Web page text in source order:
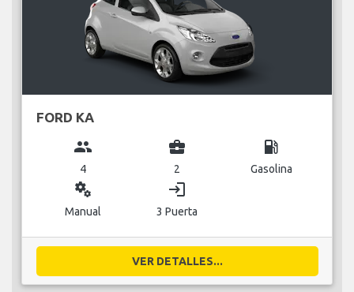
FORD KA
group
4
business_center
2
local_gas_station
Gasolina
miscellaneous_services
Manual
login
3 Puerta
VER DETALLES...